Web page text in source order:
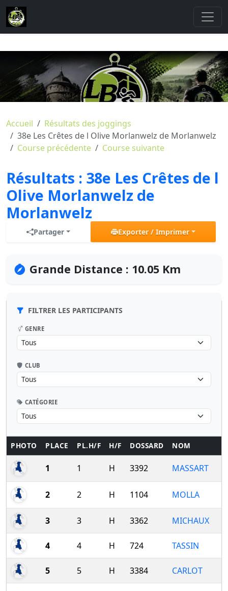
Accueil
Résultats des joggings
38e Les Crêtes de l Olive Morlanwelz de Morlanwelz
Course précédente
Course suivante
Résultats : 38e Les Crêtes de l
Olive Morlanwelz de
Morlanwelz
Partager Exporter / Imprimer
Grande Distance : 10.05 Km
FILTRER LES PARTICIPANTS
GENRE
CLUB
CATÉGORIE
PHOTO PLACE PL.H/F H/F DOSSARD NOM
1 1 H 3392 MASSART
2 2 H 1104 MOLLA
3 3 H 3362 MICHAUX
4 4 H 724 TASSIN
5 5 H 3384 CARLOT